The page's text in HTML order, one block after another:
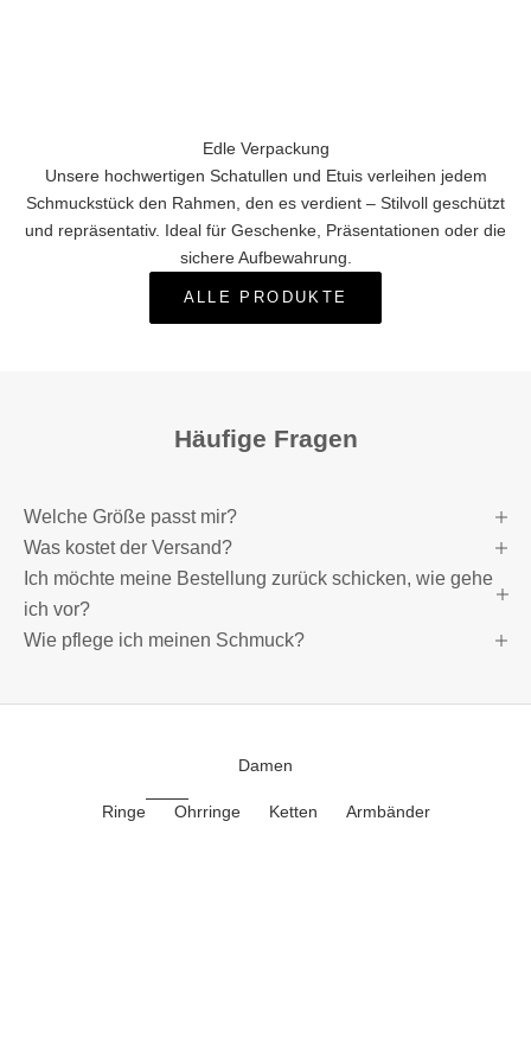
Edle Verpackung
Unsere hochwertigen Schatullen und Etuis verleihen jedem
Schmuckstück den Rahmen, den es verdient – Stilvoll geschützt
und repräsentativ. Ideal für Geschenke, Präsentationen oder die
sichere Aufbewahrung.
ALLE PRODUKTE
Häufige Fragen
Welche Größe passt mir?
Was kostet der Versand?
Ich möchte meine Bestellung zurück schicken, wie gehe
ich vor?
Wie pflege ich meinen Schmuck?
Damen
Ringe Ohrringe Ketten Armbänder